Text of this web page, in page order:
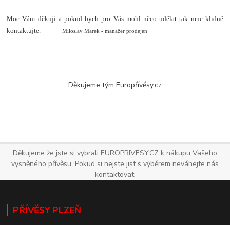
Moc Vám děkuji a pokud bych pro Vás mohl něco udělat tak mne klidně
kontaktujte.Miloslav Marek - manažer prodejen
Děkujeme tým Europřívěsy.cz
Děkujeme že jste si vybrali EUROPRIVESY.CZ k nákupu Vašeho
vysněného přívěsu. Pokud si nejste jist s výběrem neváhejte nás
kontaktovat.
PŘÍVĚSY PLZEŇ